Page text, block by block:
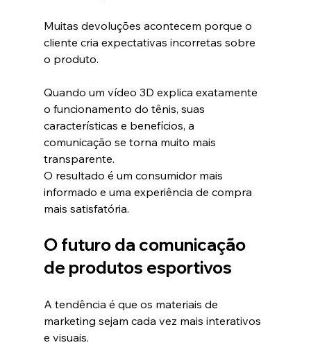
Muitas devoluções acontecem porque o
cliente cria expectativas incorretas sobre
o produto.
Quando um vídeo 3D explica exatamente
o funcionamento do tênis, suas
características e benefícios, a
comunicação se torna muito mais
transparente.
O resultado é um consumidor mais
informado e uma experiência de compra
mais satisfatória.
O futuro da comunicação
de produtos esportivos
A tendência é que os materiais de
marketing sejam cada vez mais interativos
e visuais.